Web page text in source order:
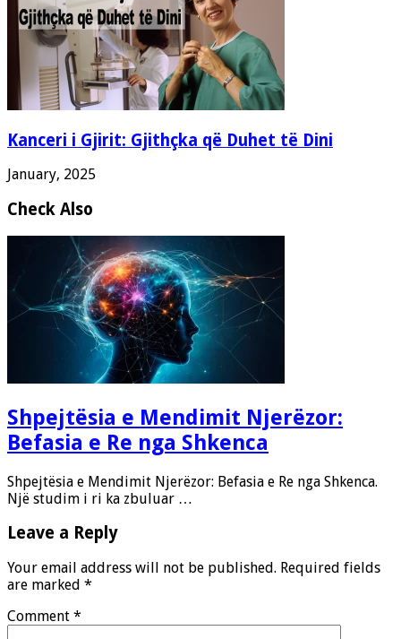
Kanceri i Gjirit: Gjithçka që Duhet të Dini
January, 2025
Check Also
Shpejtësia e Mendimit Njerëzor:
Befasia e Re nga Shkenca
Shpejtësia e Mendimit Njerëzor: Befasia e Re nga Shkenca.
Një studim i ri ka zbuluar …
Leave a Reply
Your email address will not be published. Required fields
are marked *
Comment *